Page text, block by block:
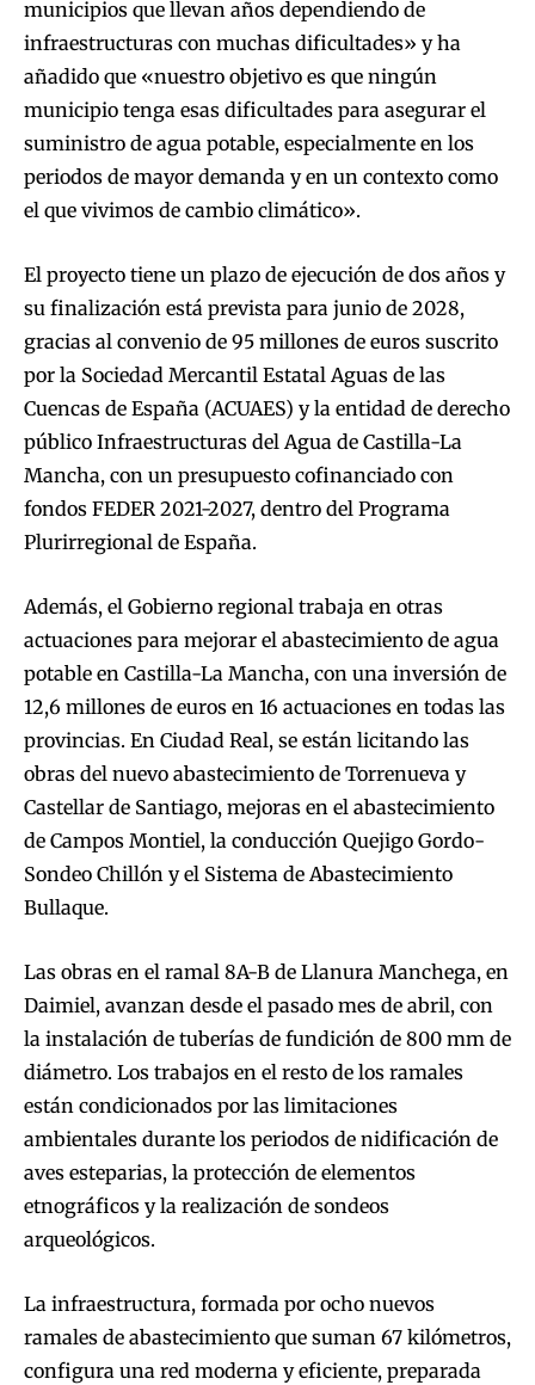
municipios que llevan años dependiendo de
infraestructuras con muchas dificultades» y ha
añadido que «nuestro objetivo es que ningún
municipio tenga esas dificultades para asegurar el
suministro de agua potable, especialmente en los
periodos de mayor demanda y en un contexto como
el que vivimos de cambio climático».
El proyecto tiene un plazo de ejecución de dos años y
su finalización está prevista para junio de 2028,
gracias al convenio de 95 millones de euros suscrito
por la Sociedad Mercantil Estatal Aguas de las
Cuencas de España (ACUAES) y la entidad de derecho
público Infraestructuras del Agua de Castilla-La
Mancha, con un presupuesto cofinanciado con
fondos FEDER 2021-2027, dentro del Programa
Plurirregional de España.
Además, el Gobierno regional trabaja en otras
actuaciones para mejorar el abastecimiento de agua
potable en Castilla-La Mancha, con una inversión de
12,6 millones de euros en 16 actuaciones en todas las
provincias. En Ciudad Real, se están licitando las
obras del nuevo abastecimiento de Torrenueva y
Castellar de Santiago, mejoras en el abastecimiento
de Campos Montiel, la conducción Quejigo Gordo-
Sondeo Chillón y el Sistema de Abastecimiento
Bullaque.
Las obras en el ramal 8A-B de Llanura Manchega, en
Daimiel, avanzan desde el pasado mes de abril, con
la instalación de tuberías de fundición de 800 mm de
diámetro. Los trabajos en el resto de los ramales
están condicionados por las limitaciones
ambientales durante los periodos de nidificación de
aves esteparias, la protección de elementos
etnográficos y la realización de sondeos
arqueológicos.
La infraestructura, formada por ocho nuevos
ramales de abastecimiento que suman 67 kilómetros,
configura una red moderna y eficiente, preparada